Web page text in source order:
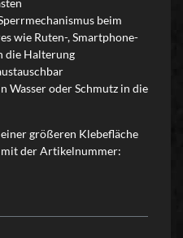
beim
wie Ruten-, Smartphone-
die Halterung
Wasser oder Schmutz in die
größeren Klebefläche
der Artikelnummer: